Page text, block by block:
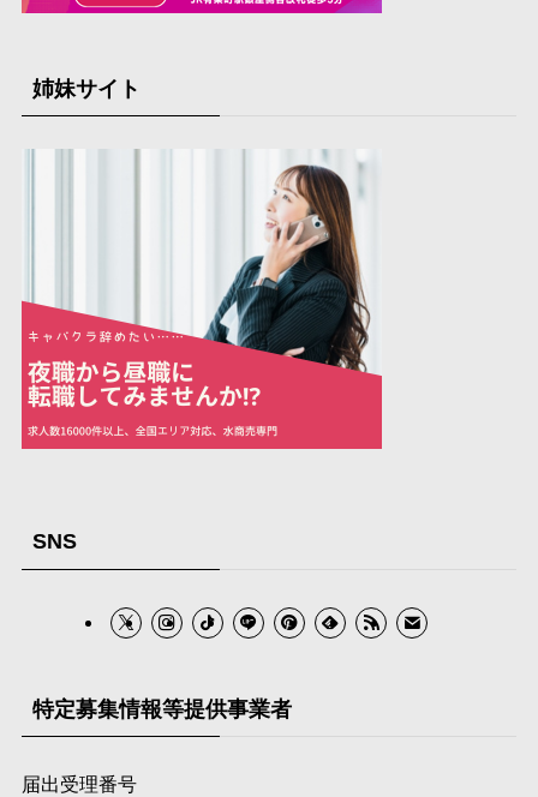
姉妹サイト
SNS
特定募集情報等提供事業者
届出受理番号